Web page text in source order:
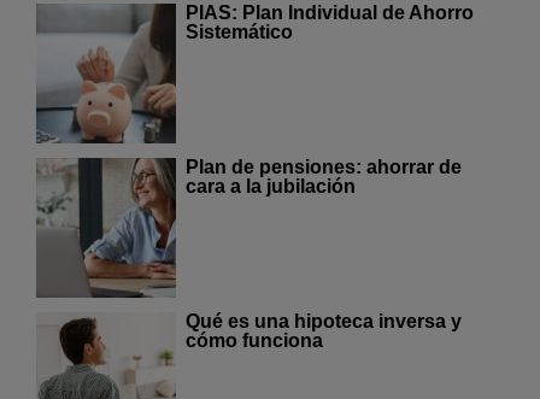
PIAS: Plan Individual de Ahorro
Sistemático
Plan de pensiones: ahorrar de
cara a la jubilación
Qué es una hipoteca inversa y
cómo funciona